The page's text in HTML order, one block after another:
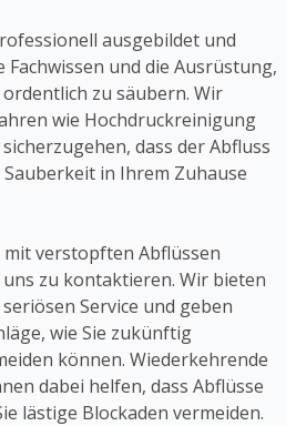
ausgebildet und
und die Ausrüstung,
zu säubern. Wir
wie Hochdruckreinigung
dass der Abfluss
in Ihrem Zuhause
mit verstopften Abflüssen
zu kontaktieren. Wir bieten
Service und geben
wie Sie zukünftig
können. Wiederkehrende
dabei helfen, dass Abflüsse
lästige Blockaden vermeiden.